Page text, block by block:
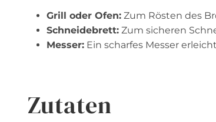
Grill oder Ofen: Zum Rösten des
Schneidebrett: Zum sicheren
Messer: Ein scharfes Messer
Zutaten